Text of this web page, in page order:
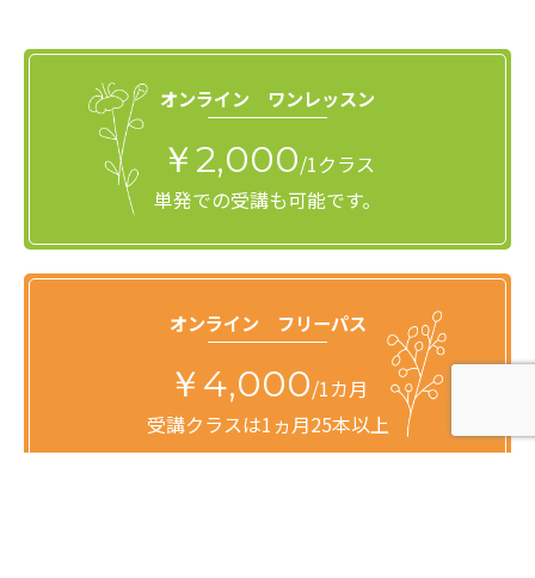
オンライン ワンレッスン
￥2,000/1クラス
単発での受講も可能です。
オンライン フリーパス
￥4,000/1カ月
受講クラスは1ヵ月25本以上